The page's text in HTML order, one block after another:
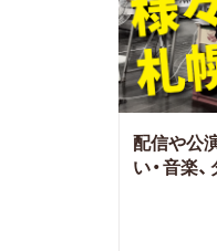
配信や公
い・音楽